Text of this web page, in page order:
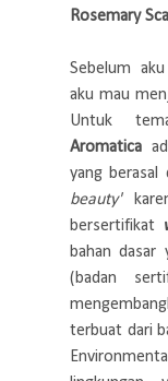
Rosemary
Sebelum
aku mau
Untuk
Aromatica
yang berasal
beauty'
bersertifikat
bahan dasar
( badan
terbuat dari